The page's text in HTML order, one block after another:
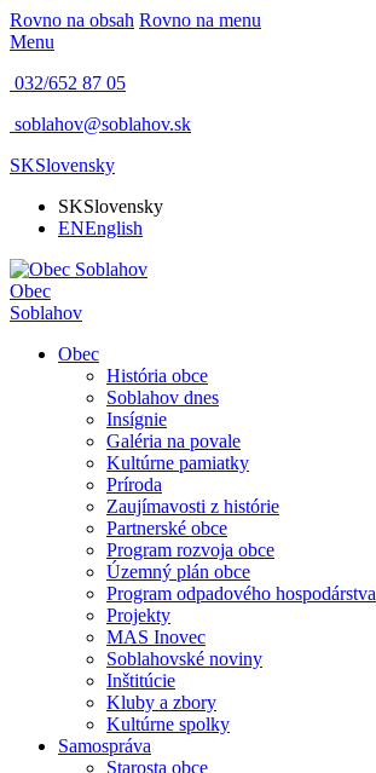
Rovno na obsah Rovno na menu
Menu
032/652 87 05
soblahov@soblahov.sk
SKSlovensky
SKSlovensky
ENEnglish
Obec
Soblahov
Obec
História obce
Soblahov dnes
Insígnie
Galéria na povale
Kultúrne pamiatky
Príroda
Zaujímavosti z histórie
Partnerské obce
Program rozvoja obce
Územný plán obce
Program odpadového hospodárstva
Projekty
MAS Inovec
Soblahovské noviny
Inštitúcie
Kluby a zbory
Kultúrne spolky
Samospráva
Starosta obce